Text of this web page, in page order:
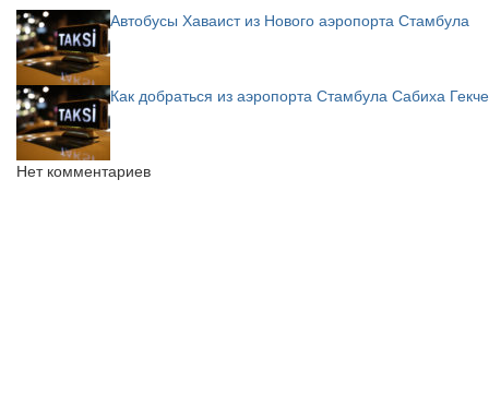
Автобусы Хаваист из Нового аэропорта Стамбула
Как добраться из аэропорта Стамбула Сабиха
Нет комментариев